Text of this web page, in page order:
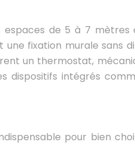
de 5 à 7
fixation murale sans
un thermostat,
dispositifs intégrés
pour bien